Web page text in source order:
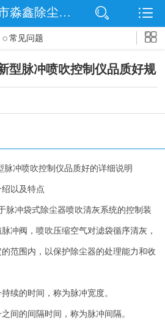
网站首页
公司动态
泊头市淼鑫除尘配件销售处
常见问题
型脉冲喷吹控制仪品质好规
脉冲喷吹控制仪品质好的详细说明
以及特点
脉冲袋式除尘器喷吹清灰系统的控制装
冲阀，喷吹压缩空气对滤袋循序清灰，
范围内，以保护除尘器的处理能力和收
续的时间，称为脉冲宽度。
间的间隔时间，称为脉冲间隔。